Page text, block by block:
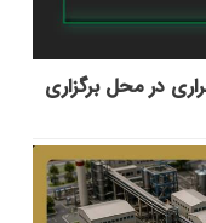
در محل برگزاری